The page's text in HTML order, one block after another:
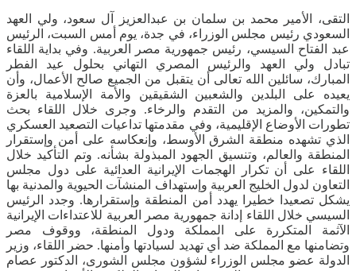
التقى، الأمير محمد بن سلمان بن عبدالعزيز آل سعود، ولي العهد
السعودي رئيس مجلس الوزراء، في جدة، يوم أمس السبت، الرئيس
عبد الفتاح السيسي، رئيس جمهورية مصر العربية. وفي بداية اللقاء
تبادل ولي العهد والرئيس المصري التهاني بحلول عيد الفطر
المبارك، سائلين الله تعالى أن يتقبل من الجميع صالح الأعمال، وأن
يعيده على البلدين والشعبين الشقيقين والأمة الإسلامية بالعزة
والتمكين، والمزيد من التقدم والرخاء. وجرى خلال اللقاء بحث
تطورات الأوضاع الإقليمية، وفي مقدمتها تداعيات التصعيد العسكري
الذي تشهده منطقة الشرق الأوسط، وإنعكاسه على أمن وإستقرار
المنطقة والعالم، وتنسيق الجهود المبذولة بشأنه. وتم التأكيد خلال
اللقاء على أن تكرار الهجمات الإيرانية العدائية على دول مجلس
التعاون لدول الخليج العربية وإستهداف المنشآت الحيوية والمدنية بها
يشكل تصعيدا خطيرا يهدد أمن المنطقة وإستقرارها. وجدد الرئيس
السيسي خلال اللقاء إدانة جمهورية مصر العربية للاعتداءات الإيرانية
الآثمة المتكررة على المملكة ودول المنطقة، ووقوف مصر
وتضامنها مع المملكة ضد أي تهديد لسيادتها وأمنها. حضر اللقاء، وزير
الدولة عضو مجلس الوزراء لشؤون مجلس الشورى، الدكتور عصام